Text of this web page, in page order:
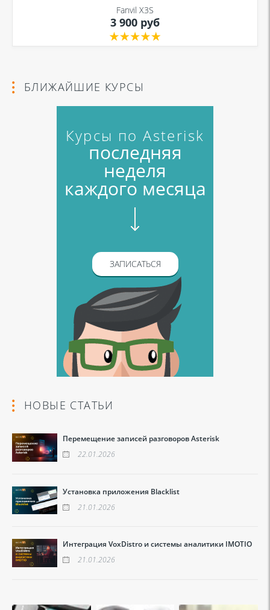
Fanvil X3S
3 900 руб
БЛИЖАЙШИЕ КУРСЫ
Курсы по Asterisk
последняя
неделя
каждого месяца
ЗАПИСАТЬСЯ
НОВЫЕ СТАТЬИ
Перемещение записей разговоров Asterisk
22.01.2026
Установка приложения Blacklist
21.01.2026
Интеграция VoxDistro и системы аналитики IMOTIO
21.01.2026